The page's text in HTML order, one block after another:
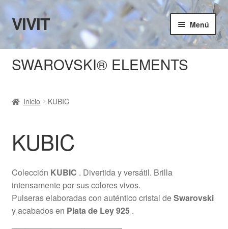
Ir
a
la
navegación
Ir
al
contenido
VIVIT Menú
Inicio
RAF
CARRITO
SWAROVSKI® ELEMENTS
Inicio KUBIC
KUBIC
Colección KUBIC . Divertida y versátil. Brilla
intensamente por sus colores vivos.
Pulseras elaboradas con auténtico cristal deSwarovski
y acabados en Plata de Ley 925 .